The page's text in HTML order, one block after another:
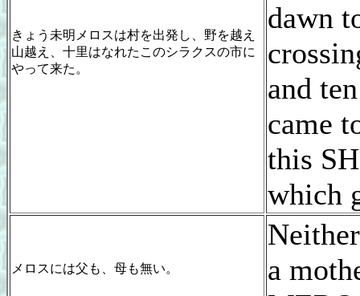
きょう未明メロスは村を出発し、野を越え
山越え、十里はなれたこのシラクスの市に
やって来た。
dawn
and
came
this
which
メロスには父も、母も無い。
a